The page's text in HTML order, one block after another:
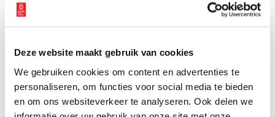
Deze website maakt gebruik van cookies
We gebruiken cookies om content en advertenties te
personaliseren, om functies voor social media te bieden
en om ons websiteverkeer te analyseren. Ook delen we
Artist impression van de beeldentuin voor internationale beeldhouwkunst. Beeld:
Foster + Partners.